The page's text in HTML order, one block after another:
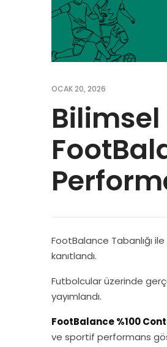
OCAK 20, 2026
Bilimsel
FootBalance Tabanlığı
kanıtlandı.
Futbolcular üzerinde
yayımlandı.
FootBalance %100
ve sportif performans